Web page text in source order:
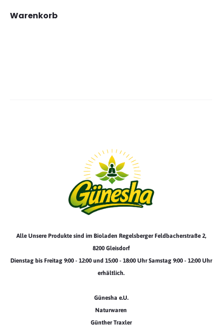
Warenkorb
Alle Unsere Produkte sind im Bioladen Regelsberger Feldbacherstraße 2,
8200 Gleisdorf
Dienstag bis Freitag 9:00 - 12:00 und 15:00 - 18:00 Uhr Samstag 9:00 - 12:00 Uhr
erhältlich.
Günesha e.U.
Naturwaren
Günther Traxler